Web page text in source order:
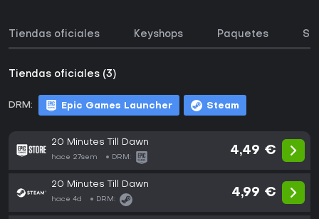
Tiendas oficiales Keyshops Paquetes
Tiendas oficiales (3)
DRM: Epic Games Launcher Steam
20 Minutes Till Dawn
hace 27sem DRM:
4,49 €
20 Minutes Till Dawn
hace 4d DRM:
4,99 €